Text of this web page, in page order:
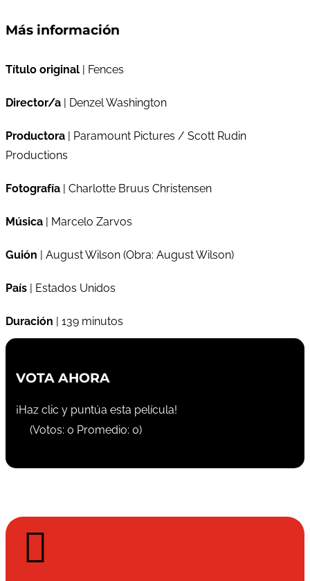
Más información
Título original | Fences
Director/a | Denzel Washington
Productora | Paramount Pictures / Scott Rudin
Productions
Fotografía | Charlotte Bruus Christensen
Música | Marcelo Zarvos
Guión | August Wilson (Obra: August Wilson)
País | Estados Unidos
Duración | 139 minutos
VOTA AHORA
¡Haz clic y puntúa esta película!
(Votos: 0 Promedio: 0)
